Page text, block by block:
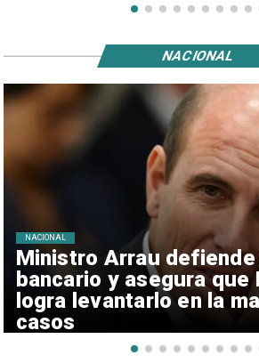
Ministro Arrau
bancario y asegura que
logra levantarlo en la
casos
NACIONAL
NACIONAL